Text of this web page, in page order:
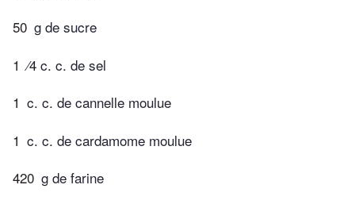
50 g de sucre
1 ⁄4 c. c. de sel
1 c. c. de cannelle moulue
1 c. c. de cardamome moulue
420 g de farine